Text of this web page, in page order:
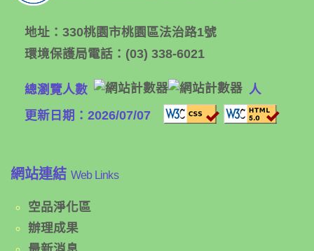
地址： 330桃園市桃園區法治路1號
環境保護局電話： (03) 338-6021
總瀏覽人數
人
更新日期：2026/07/07
網站連結 Web Links
空品淨化區
辦理成果